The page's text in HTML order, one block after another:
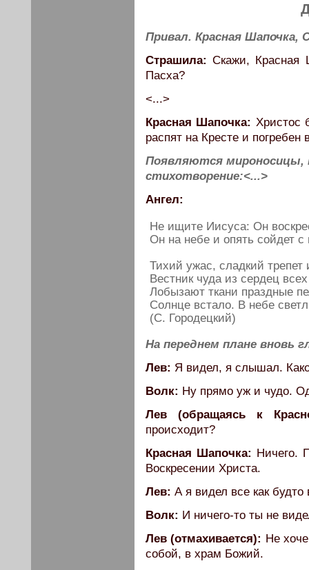
Привал. Красная
Страшила: Скажи, Красная
Пасха?
<...>
Красная Шапочка: Христос
распят на Кресте и погребен
Появляются
стихотворение:<...>
Ангел:
Не ищите Иисуса: Он
Он на небе и опять сойдет с
Тихий ужас, сладкий трепет
Вестник чуда из сердец
Лобызают ткани праздные
Солнце встало. В небе
(С. Городецкий)
На переднем плане вновь
Лев: Я видел, я слышал.
Волк: Ну прямо уж и чудо.
Лев (обращаясь к
происходит?
Красная Шапочка: Ничего.
Воскресении Христа.
Лев: А я видел все как
Волк: И ничего-то ты не
Лев (отмахивается): Не
собой, в храм Божий.